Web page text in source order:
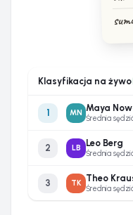
Klasyfikacja na żywo
1 MN Maya
Średnia
2 LB Leo Berg
Średnia
3 TK Theo
Średnia